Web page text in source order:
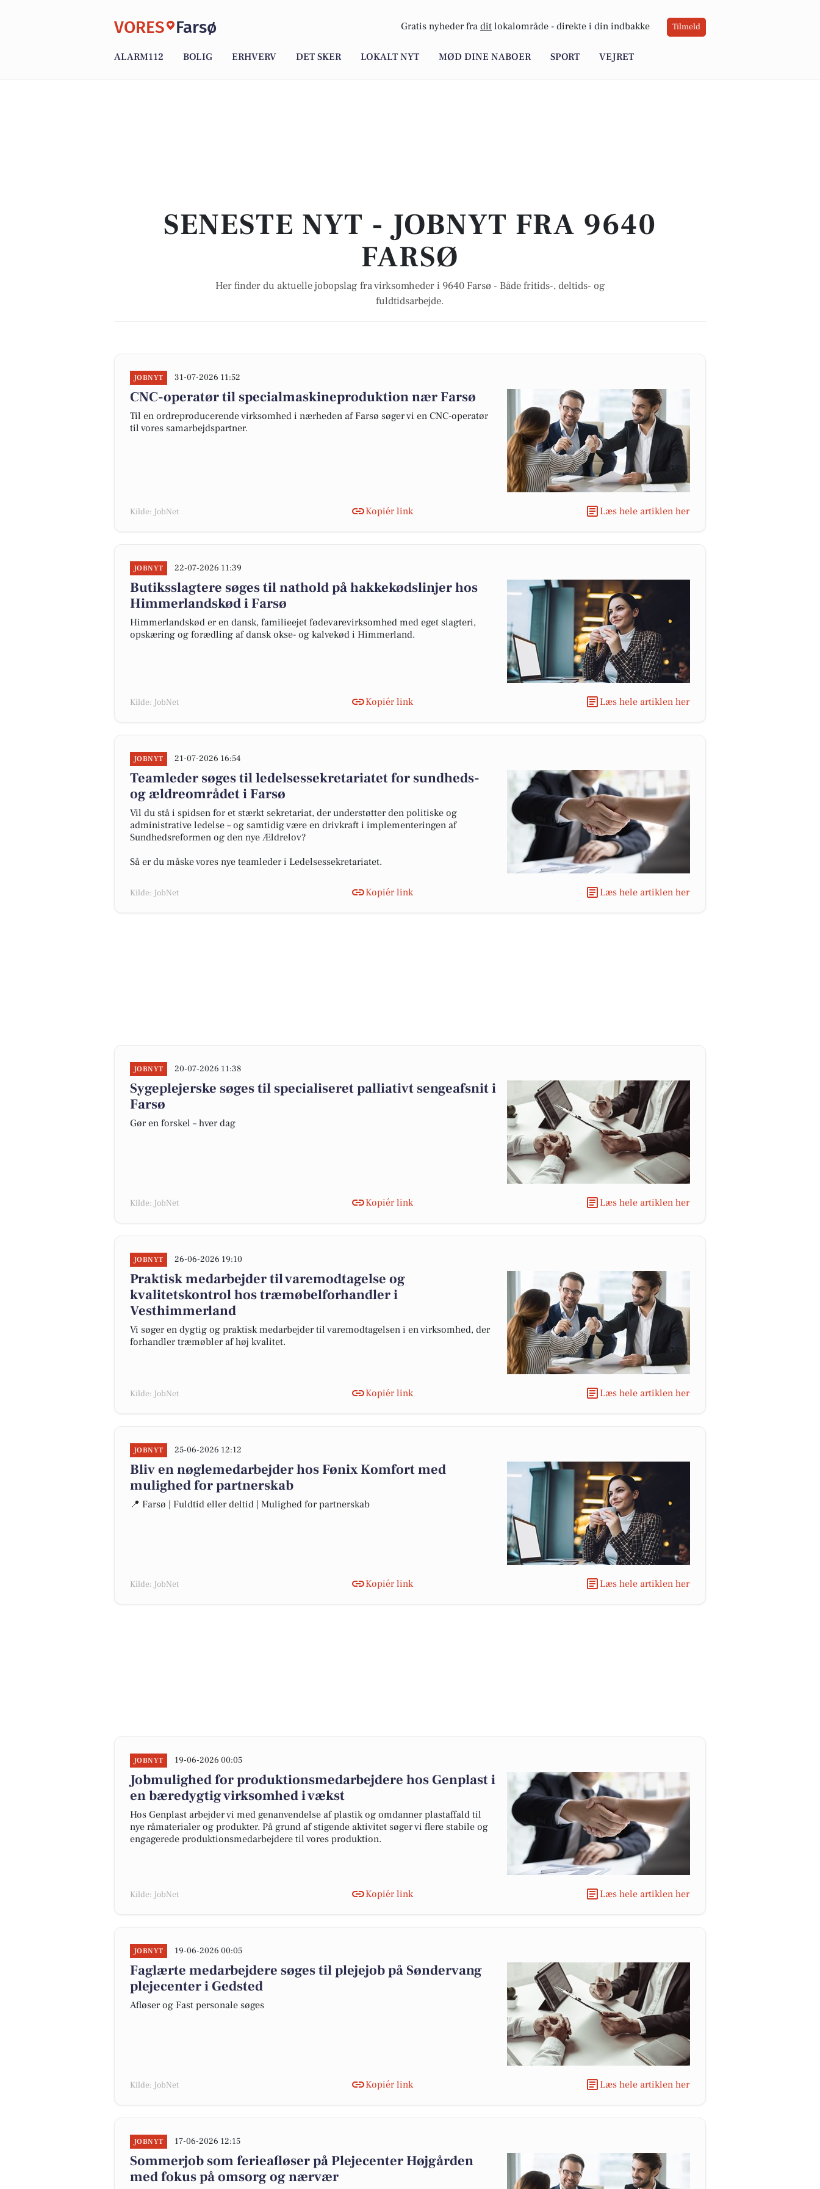
VORES Farsø Gratis nyheder fra dit lokalområde - direkte i din indbakke Tilmeld
ALARM112 BOLIG ERHVERV DET SKER LOKALT NYT MØD DINE NABOER SPORT VEJRET
SENESTE NYT - JOBNYT FRA 9640
FARSØ
Her finder du aktuelle jobopslag fra virksomheder i 9640 Farsø - Både fritids-, deltids- og
fuldtidsarbejde.
JOBNYT 31-07-2026 11:52
CNC-operatør til specialmaskineproduktion nær Farsø
Til en ordreproducerende virksomhed i nærheden af Farsø søger vi en CNC-operatør
til vores samarbejdspartner.
Kilde: JobNet Kopiér link Læs hele artiklen her
JOBNYT 22-07-2026 11:39
Butiksslagtere søges til nathold på hakkekødslinjer hos
Himmerlandskød i Farsø
Himmerlandskød er en dansk, familieejet fødevarevirksomhed med eget slagteri,
opskæring og forædling af dansk okse- og kalvekød i Himmerland.
Kilde: JobNet Kopiér link Læs hele artiklen her
JOBNYT 21-07-2026 16:54
Teamleder søges til ledelsessekretariatet for sundheds-
og ældreområdet i Farsø
Vil du stå i spidsen for et stærkt sekretariat, der understøtter den politiske og
administrative ledelse – og samtidig være en drivkraft i implementeringen af
Sundhedsreformen og den nye Ældrelov?
Så er du måske vores nye teamleder i Ledelsessekretariatet.
Kilde: JobNet Kopiér link Læs hele artiklen her
JOBNYT 20-07-2026 11:38
Sygeplejerske søges til specialiseret palliativt sengeafsnit i
Farsø
Gør en forskel – hver dag
Kilde: JobNet Kopiér link Læs hele artiklen her
JOBNYT 26-06-2026 19:10
Praktisk medarbejder til varemodtagelse og
kvalitetskontrol hos træmøbelforhandler i
Vesthimmerland
Vi søger en dygtig og praktisk medarbejder til varemodtagelsen i en virksomhed, der
forhandler træmøbler af høj kvalitet.
Kilde: JobNet Kopiér link Læs hele artiklen her
JOBNYT 25-06-2026 12:12
Bliv en nøglemedarbejder hos Fønix Komfort med
mulighed for partnerskab
📍 Farsø | Fuldtid eller deltid | Mulighed for partnerskab
Kilde: JobNet Kopiér link Læs hele artiklen her
JOBNYT 19-06-2026 00:05
Jobmulighed for produktionsmedarbejdere hos Genplast i
en bæredygtig virksomhed i vækst
Hos Genplast arbejder vi med genanvendelse af plastik og omdanner plastaffald til
nye råmaterialer og produkter. På grund af stigende aktivitet søger vi flere stabile og
engagerede produktionsmedarbejdere til vores produktion.
Kilde: JobNet Kopiér link Læs hele artiklen her
JOBNYT 19-06-2026 00:05
Faglærte medarbejdere søges til plejejob på Søndervang
plejecenter i Gedsted
Afløser og Fast personale søges
Kilde: JobNet Kopiér link Læs hele artiklen her
JOBNYT 17-06-2026 12:15
Sommerjob som ferieafløser på Plejecenter Højgården
med fokus på omsorg og nærvær